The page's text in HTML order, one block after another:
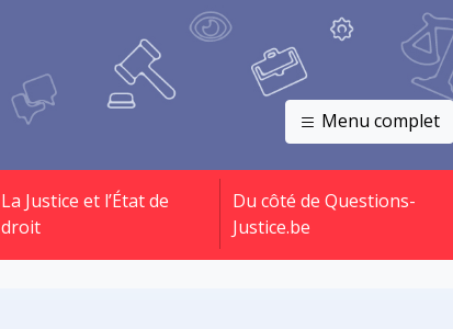
Menu complet
La Justice et l’État de
droit
Du côté de Questions-
Justice.be